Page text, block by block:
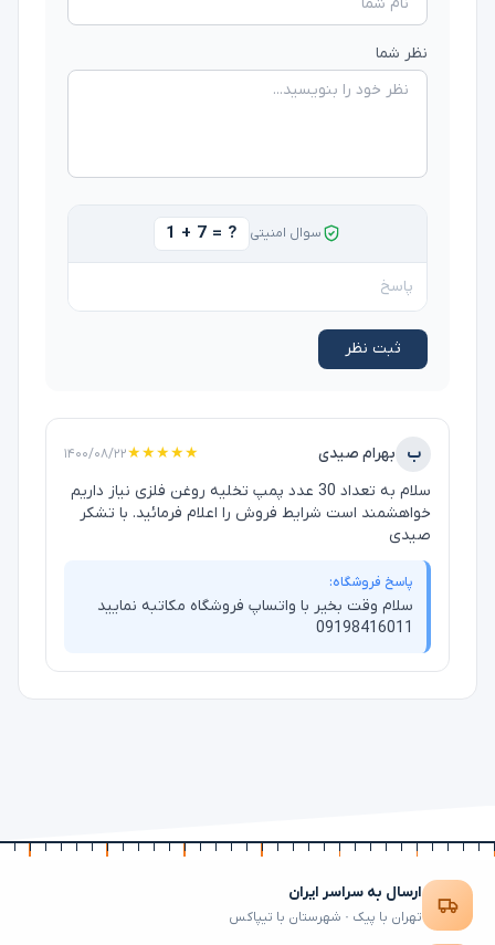
نظر شما
سوال امنیتی 1 + 7 = ?
ثبت نظر
ب بهرام صیدی ★★★★★۱۴۰۰/۰۸/۲۲
سلام به تعداد 30 عدد پمپ تخلیه روغن فلزی نیاز داریم
خواهشمند است شرایط فروش را اعلام فرمائید. با تشکر
صیدی
پاسخ فروشگاه:
سلام وقت بخیر با واتساپ فروشگاه مکاتبه نمایید
09198416011
ارسال به سراسر ایران
تهران با پیک · شهرستان با تیپاکس